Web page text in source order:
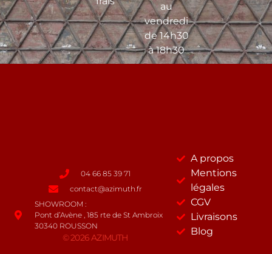
au
vendredi
de 14h30
à 18h30
04 66 85 39 71
contact@azimuth.fr
SHOWROOM :
Pont d’Avène , 185 rte de St Ambroix
30340 ROUSSON
© 2026 AZIMUTH
A propos
Mentions
légales
CGV
Livraisons
Blog